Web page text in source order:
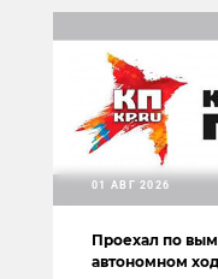
Проехал по
автономном
01 АВГ 2026